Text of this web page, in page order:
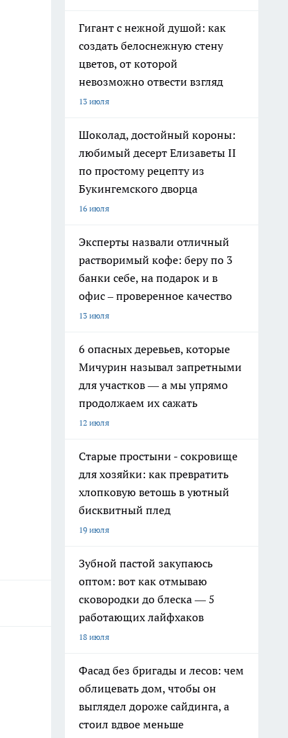
Гигант с нежной душой: как
создать белоснежную стену
цветов, от которой
невозможно отвести взгляд
13 июля
Шоколад, достойный короны:
любимый десерт Елизаветы II
по простому рецепту из
Букингемского дворца
16 июля
Эксперты назвали отличный
растворимый кофе: беру по 3
банки себе, на подарок и в
офис – проверенное качество
13 июля
6 опасных деревьев, которые
Мичурин называл запретными
для участков — а мы упрямо
продолжаем их сажать
12 июля
Старые простыни - сокровище
для хозяйки: как превратить
хлопковую ветошь в уютный
бисквитный плед
19 июля
Зубной пастой закупаюсь
оптом: вот как отмываю
сковородки до блеска — 5
работающих лайфхаков
18 июля
Фасад без бригады и лесов: чем
облицевать дом, чтобы он
выглядел дороже сайдинга, а
стоил вдвое меньше